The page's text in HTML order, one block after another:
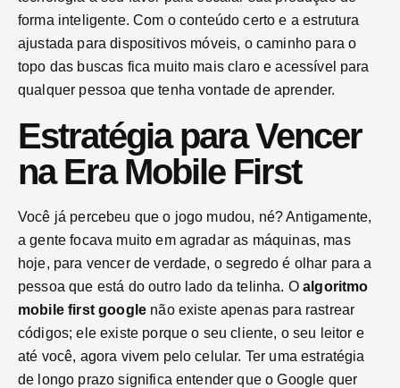
forma inteligente. Com o conteúdo certo e a estrutura
ajustada para dispositivos móveis, o caminho para o
topo das buscas fica muito mais claro e acessível para
qualquer pessoa que tenha vontade de aprender.
Estratégia para Vencer
na Era Mobile First
Você já percebeu que o jogo mudou, né? Antigamente,
a gente focava muito em agradar as máquinas, mas
hoje, para vencer de verdade, o segredo é olhar para a
pessoa que está do outro lado da telinha. Oalgoritmo
mobile first google não existe apenas para rastrear
códigos; ele existe porque o seu cliente, o seu leitor e
até você, agora vivem pelo celular. Ter uma estratégia
de longo prazo significa entender que o Google quer